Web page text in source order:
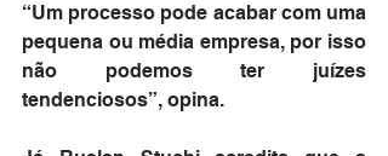
“Um processo pode acabar com uma
pequena ou média empresa, por isso
não podemos ter juízes
tendenciosos”, opina.